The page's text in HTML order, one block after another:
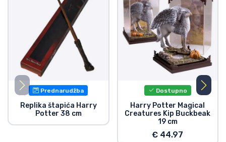
Prednarudžba
Replika štapića Harry
Potter 38 cm
Dostupno
Harry Potter Magical
Creatures Kip Buckbeak
19 cm
€ 44.97